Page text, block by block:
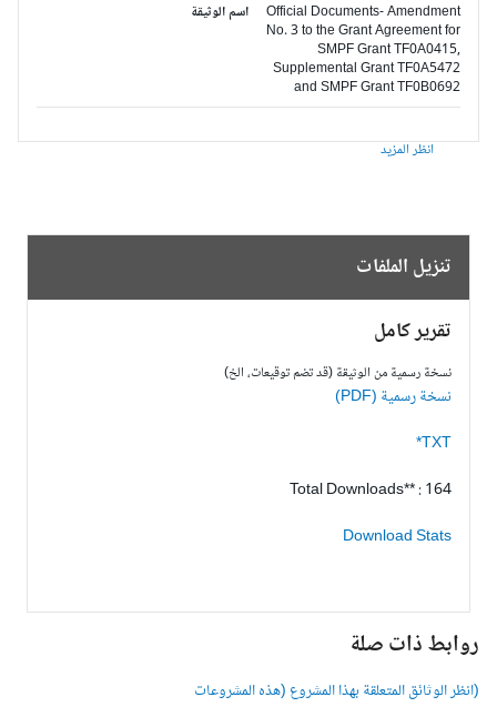
اسم الوثيقة
Official Documents- Amendment
No. 3 to the Grant Agreement for
SMPF Grant TF0A0415,
Supplemental Grant TF0A5472
and SMPF Grant TF0B0692
انظر المزيد
تنزيل الملفات
تقرير كامل
نسخة رسمية من الوثيقة (قد تضم توقيعات، الخ)
نسخة رسمية (PDF)
TXT*
Total Downloads** : 164
Download Stats
روابط ذات صلة
(انظر الوثائق المتعلقة بهذا المشروع (هذه المشروعات